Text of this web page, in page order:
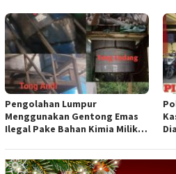
Lintas Instansi
Pengolahan Lumpur
Menggunakan Gentong Emas
Ilegal Pake Bahan Kimia Milik
Aparat Penegak Hukum ( APH )
Jangan Sampai Diam Saja